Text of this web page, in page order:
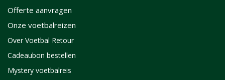
Offerte aanvragen
Onze voetbalreizen
Over Voetbal Retour
Cadeaubon bestellen
Mystery voetbalreis